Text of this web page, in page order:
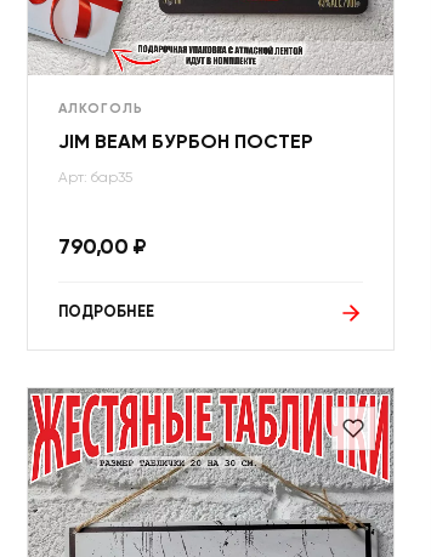
АЛКОГОЛЬ
JIM BEAM БУРБОН ПОСТЕР
Арт: бар35
790,00 ₽
ПОДРОБНЕЕ